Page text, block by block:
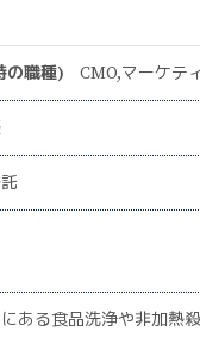
の職種) CMO,マーケテ
ある食品洗浄や非加熱